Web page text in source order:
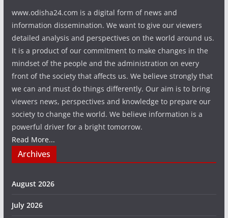
www.odisha24.com is a digital form of news and
information dissemination. We want to give our viewers
detailed analysis and perspectives on the world around us.
It is a product of our commitment to make changes in the
mindset of the people and the administration on every
front of the society that affects us. We believe strongly that
we can and must do things differently. Our aim is to bring
viewers news, perspectives and knowledge to prepare our
society to change the world. We believe information is a
powerful driver for a bright tomorrow.
Read More...
Archives
August 2026
July 2026